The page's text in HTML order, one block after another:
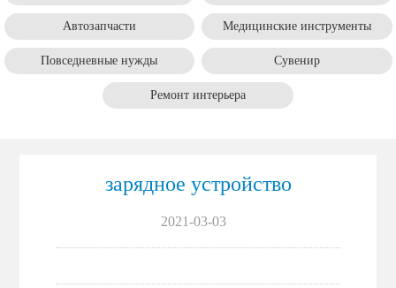
Автозапчасти Mедицинские инструменты
Повседневные нужды Cувенир
Pемонт интерьера
зарядное устройство
2021-03-03